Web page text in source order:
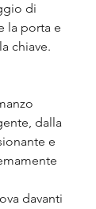
di
la porta e
chiave.
dalla
e
davanti